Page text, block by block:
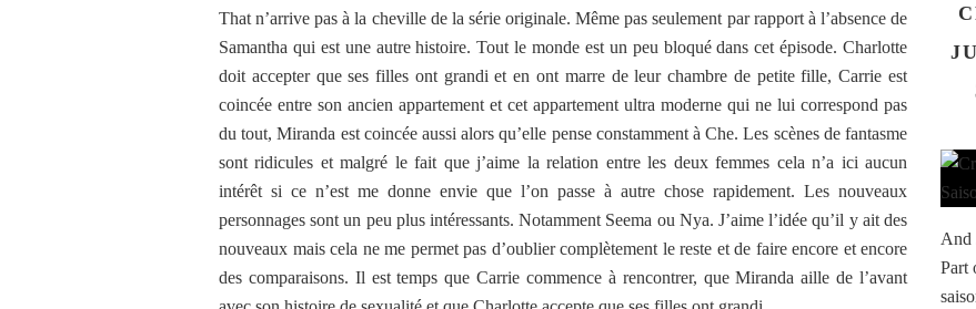
That n’arrive pas à la cheville de la série originale. Même pas seulement par rapport à l’absence de
Samantha qui est une autre histoire. Tout le monde est un peu bloqué dans cet épisode. Charlotte
doit accepter que ses filles ont grandi et en ont marre de leur chambre de petite fille, Carrie est
coincée entre son ancien appartement et cet appartement ultra moderne qui ne lui correspond pas
du tout, Miranda est coincée aussi alors qu’elle pense constamment à Che. Les scènes de fantasme
sont ridicules et malgré le fait que j’aime la relation entre les deux femmes cela n’a ici aucun
intérêt si ce n’est me donne envie que l’on passe à autre chose rapidement. Les nouveaux
personnages sont un peu plus intéressants. Notamment Seema ou Nya. J’aime l’idée qu’il y ait des
nouveaux mais cela ne me permet pas d’oublier complètement le reste et de faire encore et encore
des comparaisons. Il est temps que Carrie commence à rencontrer, que Miranda aille de l’avant
And
Part